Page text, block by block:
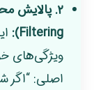
Filtering):
ویژگی‌های
اصلی: “اگر